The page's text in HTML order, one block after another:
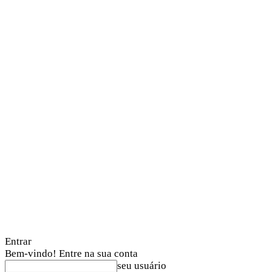
Entrar
Bem-vindo! Entre na sua conta
seu usuário